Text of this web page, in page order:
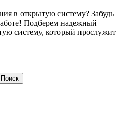
в открытую систему? Забудь
Подберем надежный
систему, который прослужит
Поиск